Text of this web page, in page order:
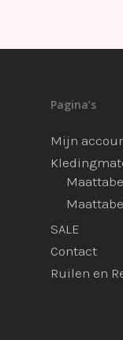
Pagina’s
Mijn
SALE
Contact
Ruilen en